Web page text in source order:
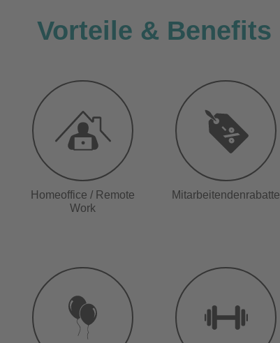
Vorteile & Benefits
Homeoffice / Remote
Work
Mitarbeitendenrabatte